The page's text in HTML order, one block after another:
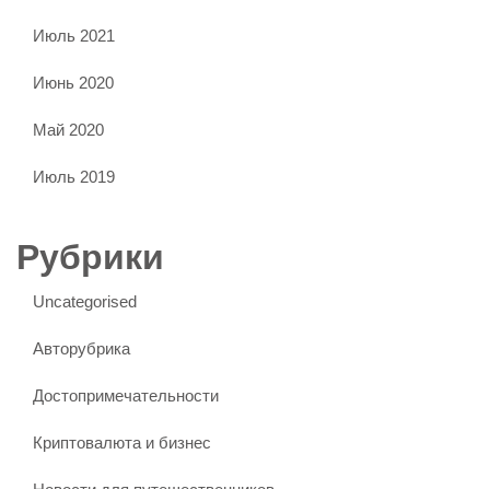
Июль 2021
Июнь 2020
Май 2020
Июль 2019
Рубрики
Uncategorised
Авторубрика
Достопримечательности
Криптовалюта и бизнес